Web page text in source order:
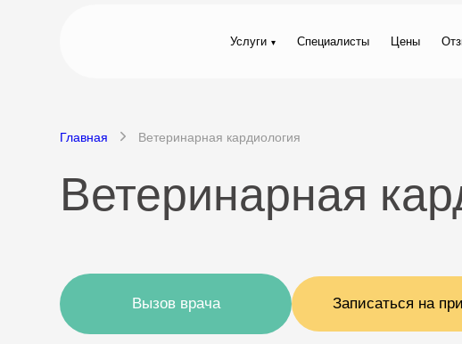
Услуги Специалисты Цены
Главная Ветеринарная кардиология
Ветеринарная
Вызов врача Записаться на